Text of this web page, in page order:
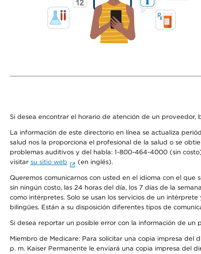
Si desea encontrar el horario de atención de un
La información de este directorio en línea se actualiza
salud nos la proporciona el profesional de la salud o se
problemas auditivos y del habla: 1-800-464-4000 (sin
visitar su sitio web (en inglés).
Queremos comunicarnos con usted en el idioma con el que
sin ningún costo, las 24 horas del día, los 7 días de la
como intérpretes. Solo se usan los servicios de un
bilingües. Están a su disposición diferentes tipos de
Si desea reportar un posible error con la información de un
Miembro de Medicare: Para solicitar una copia impresa del
p. m. Kaiser Permanente le enviará una copia impresa del